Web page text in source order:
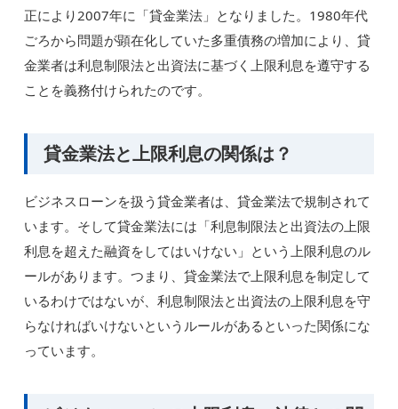
正により2007年に「貸金業法」となりました。1980年代
ごろから問題が顕在化していた多重債務の増加により、貸
金業者は利息制限法と出資法に基づく上限利息を遵守する
ことを義務付けられたのです。
貸金業法と上限利息の関係は？
ビジネスローンを扱う貸金業者は、貸金業法で規制されて
います。そして貸金業法には「利息制限法と出資法の上限
利息を超えた融資をしてはいけない」という上限利息のル
ールがあります。つまり、貸金業法で上限利息を制定して
いるわけではないが、利息制限法と出資法の上限利息を守
らなければいけないというルールがあるといった関係にな
っています。